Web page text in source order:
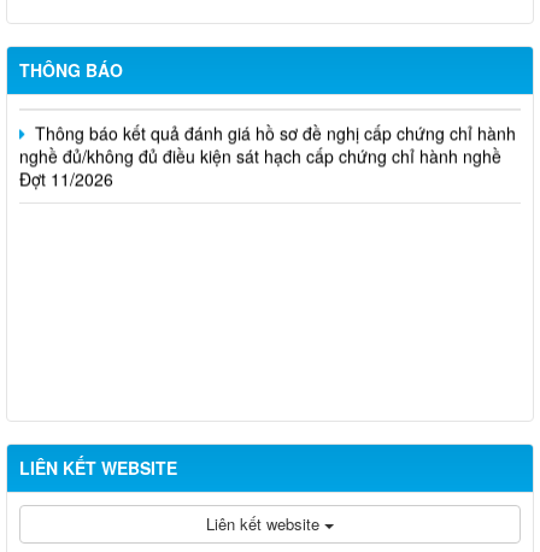
THÔNG BÁO
Thông báo kết quả đánh giá hồ sơ đề nghị cấp chứng chỉ hành
nghề đủ/không đủ điều kiện sát hạch cấp chứng chỉ hành nghề
Đợt 10/2026
Thông báo kết quả đánh giá hồ sơ đề nghị cấp chứng chỉ hành
nghề đủ/không đủ điều kiện sát hạch cấp chứng chỉ hành nghề
Đợt 11/2026
LIÊN KẾT WEBSITE
Liên kết website